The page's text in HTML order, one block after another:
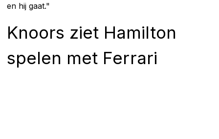
en hij gaat."
Knoors ziet Hamilton
spelen met Ferrari